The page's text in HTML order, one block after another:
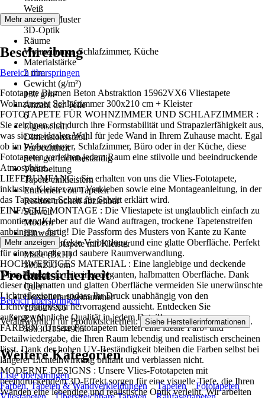
Weiß
Dekor / Muster
3D-Optik
Räume
Wohnzimmer, Schlafzimmer, Küche
Materialstärke
2 mm
Gewicht (g/m²)
130 g/m²
Anzahl der Teile
6
Eigenschaft
Dimensionsstabil
Farbechtheit
Sehr gut Lichtbeständig
Verarbeitung
Tapete einkleistern
Entfernen von Tapeten
Restlos trocken abziehbar
Stilwelt
Modern
Hinweis
Vlies Fototapete mit Kleister
Maße (BxH)
300x210 cm
Format
Quer
Herstellerartikelnummer
15962VX6
EAN
5903011544905
Mehr anzeigen
Beschreibung
Bereich überspringen
Fototapete Blumen Beton Abstraktion 15962VX6 Vliestapete
Wohnzimmer Schlafzimmer 300x210 cm + Kleister
FOTOTAPETE FÜR WOHNZIMMER UND SCHLAFZIMMER :
Sie zeichnen sich durch ihre Formstabilität und Strapazierfähigkeit aus,
was sie zur idealen Wahl für jede Wand in Ihrem Zuhause macht. Egal
ob im Wohnzimmer, Schlafzimmer, Büro oder in der Küche, diese
Fototapeten verleihen jedem Raum eine stilvolle und beeindruckende
Atmosphäre..
LIEFERUMFANG : Sie erhalten von uns die Vlies-Fototapete,
inklusive Kleister zum Verkleben sowie eine Montageanleitung, in der
das Tapezieren Schritt für Schritt erklärt wird.
EINFACHE MONTAGE : Die Vliestapete ist unglaublich einfach zu
montieren: Kleber auf die Wand auftragen, trockene Tapetenstreifen
anbringen – fertig! Die Passform des Musters von Kante zu Kante
sorgt für eine perfekte Verbindung und eine glatte Oberfläche. Perfekt
für eine schnelle und saubere Raumverwandlung.
HOCHWERTIGES MATERIAL : Eine langlebige und deckende
Vlies-Fototapete mit einer eleganten, halbmatten Oberfläche. Dank
dieser halbmatten und glatten Oberfläche vermeiden Sie unerwünschte
Lichtreflexionen, sodass Ihr Druck unabhängig von den
Lichtverhältnissen hervorragend aussieht. Entdecken Sie
außergewöhnliche Qualität in jedem Detail!
FARBEN : Unsere Fototapeten bieten eine ideale Farb- und
Detailwiedergabe, die Ihren Raum lebendig und realistisch erscheinen
lässt. Dank der hohen UV-Beständigkeit bleiben die Farben selbst bei
längerer Lichteinwirkung brillant und verblassen nicht.
MODERNE DESIGNS : Unsere Vlies-Fototapeten mit
beeindruckendem 3D-Effekt sorgen für eine visuelle Tiefe, die Ihren
Wänden eine lebendige und realistische Optik verleiht. Wir arbeiten
Mehr anzeigen
Produktsicherheit
Bereich überspringen
Verantwortlich für Produktsicherheit: Siehe Herstellerinformationen .
Weitere Kategorien
Liste überspringen
Farben, Tapeten & Wandverkleidungen
Tapeten
Fototapeten